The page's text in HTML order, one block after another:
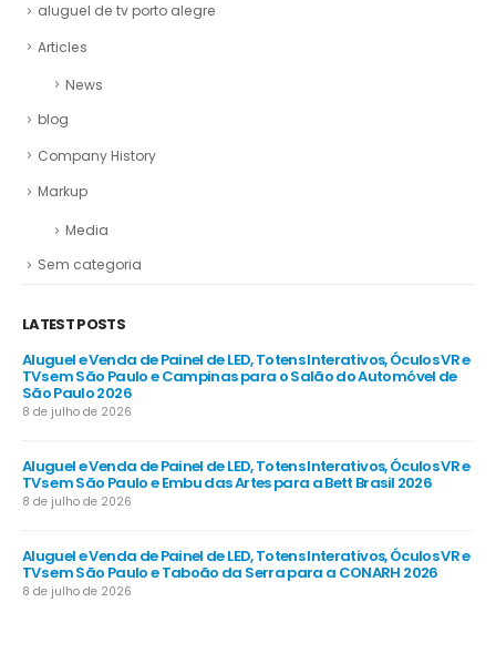
aluguel de tv porto alegre
Articles
News
blog
Company History
Markup
Media
Sem categoria
LATEST POSTS
Aluguel e Venda de Painel de LED, Totens Interativos, Óculos VR e
TVs em São Paulo e Campinas para o Salão do Automóvel de
São Paulo 2026
8 de julho de 2026
Aluguel e Venda de Painel de LED, Totens Interativos, Óculos VR e
TVs em São Paulo e Embu das Artes para a Bett Brasil 2026
8 de julho de 2026
Aluguel e Venda de Painel de LED, Totens Interativos, Óculos VR e
TVs em São Paulo e Taboão da Serra para a CONARH 2026
8 de julho de 2026